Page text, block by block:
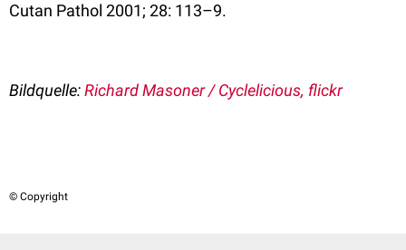
Cutan Pathol 2001; 28: 113–9.
Bildquelle:Richard Masoner / Cyclelicious, flickr
© Copyright